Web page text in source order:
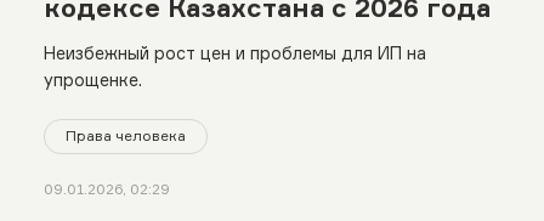
кодексе Казахстана с 2026 года
Неизбежный рост цен и проблемы для ИП на
упрощенке.
Права человека
09.01.2026, 02:29